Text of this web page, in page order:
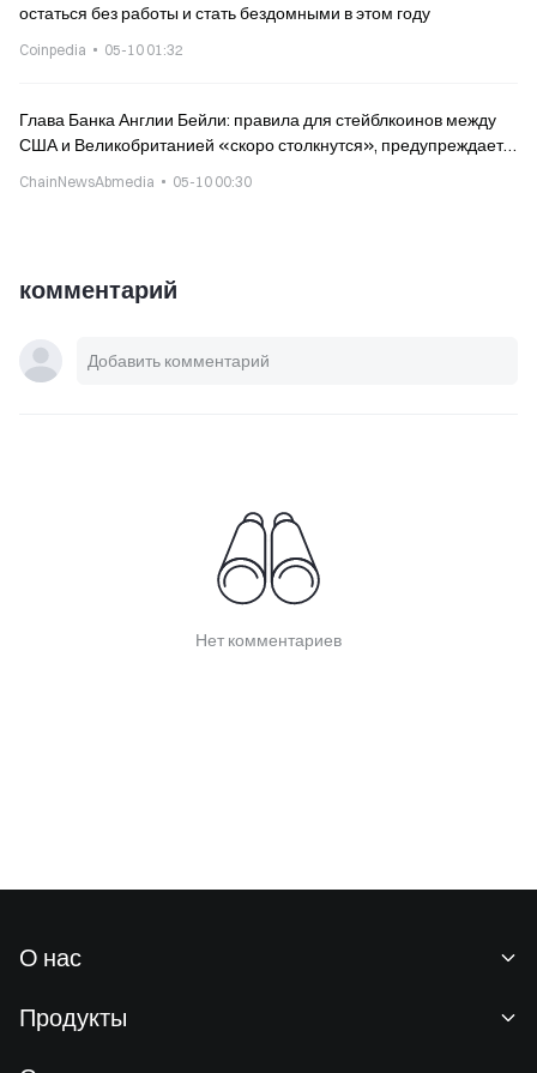
остаться без работы и стать бездомными в этом году
Coinpedia 05-10 01:32
Глава Банка Англии Бейли: правила для стейблкоинов между
США и Великобританией «скоро столкнутся», предупреждает,
ChainNewsAbmedia 05-10 00:30
комментарий
Нет комментариев
О нас
Продукты